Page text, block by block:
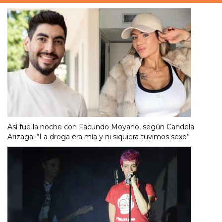
Así fue la noche con Facundo Moyano, según Candela
Arizaga: “La droga era mía y ni siquiera tuvimos sexo”